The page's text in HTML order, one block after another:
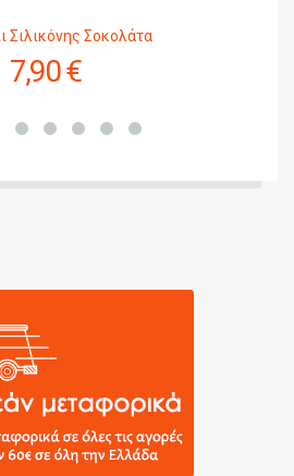
Σιλικόνης Σοκολάτα
7,90 €